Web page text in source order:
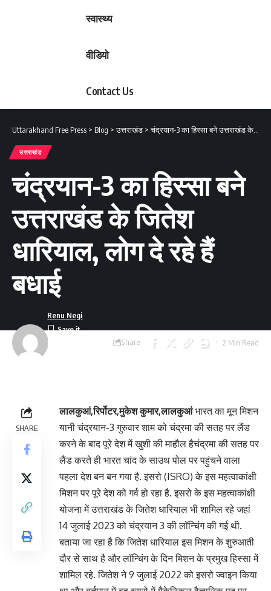
स्वास्थ्य
वीडियो
Contact Us
Uttarakhand Free Press > Blog >उत्तराखंड >चंद्रयान-3 का हिस्सा बने उत्तराखंड के जितेश धारियाल, लोग दे रहे हैं बधाई
उत्तराखंड
चंद्रयान-3 का हिस्सा बने
उत्तराखंड के जितेश
धारियाल, लोग दे रहे हैं
बधाई
Last updated:
Renu Negi
Share 2 Min Read
SHARE
लालकुआं,रिर्पोटर,मुकेश कुमार,लालकुआंभारत का मून मिशन
यानी चंद्रयान-3 गुरुवार शाम को चंद्रमा की सतह पर लैंड
करने के बाद पूरे देश में खुशी की माहौल हैचंद्रमा की सतह पर
लैंड करते ही भारत चांद के साउथ पोल पर पहुंचने वाला
पहला देश बन बन गया है. इसरो (ISRO) के इस महत्वाकांक्षी
मिशन पर पूरे देश को गर्व हो रहा है. इसरो के इस महत्वाकांक्षी
योजना में उत्तराखंड के जितेश धारियाल भी शामिल रहे जहां
14 जुलाई 2023 को चंद्रयान 3 की लॉन्चिंग की गई थी.
बताया जा रहा है कि जितेश धारियाल इस मिशन के शुरुआती
दौर से साथ है और लॉन्चिंग के दिन मिशन के प्रमुख हिस्सा में
शामिल रहे. जितेश ने 9 जुलाई 2022 को इसरो ज्वाइन किया